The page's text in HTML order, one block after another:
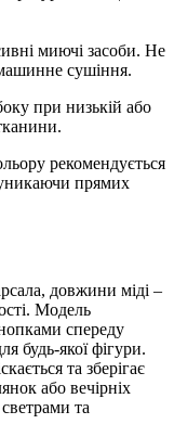
миючі засоби. Не
сушіння.
при низькій або
рекомендується
прямих
довжини міді –
Модель
спереду
будь-якої фігури.
та зберігає
або вечірніх
та